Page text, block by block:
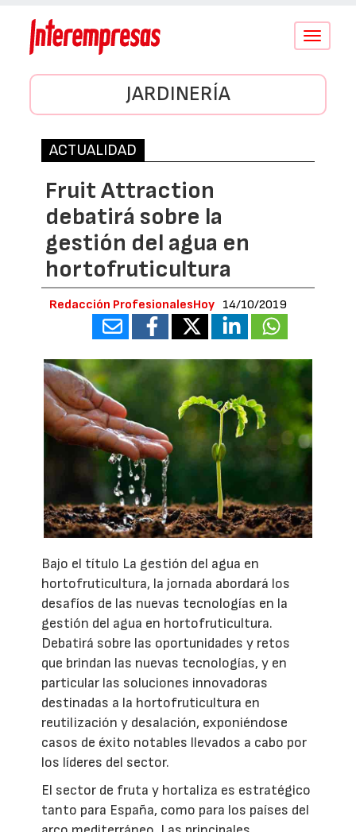
Conmutar
JARDINERÍA
ACTUALIDAD
Fruit Attraction
debatirá sobre la
gestión del agua en
hortofruticultura
Redacción ProfesionalesHoy 14/10/2019
Bajo el título La gestión del agua en
hortofruticultura, la jornada abordará los
desafíos de las nuevas tecnologías en la
gestión del agua en hortofruticultura.
Debatirá sobre las oportunidades y retos
que brindan las nuevas tecnologías, y en
particular las soluciones innovadoras
destinadas a la hortofruticultura en
reutilización y desalación, exponiéndose
casos de éxito notables llevados a cabo por
los líderes del sector.
El sector de fruta y hortaliza es estratégico
tanto para España, como para los países del